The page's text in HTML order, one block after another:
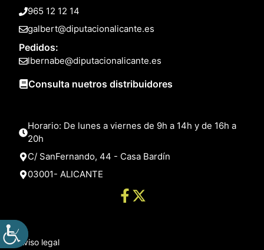
965 12 12 14
galbert@diputacionalicante.es
Pedidos:
lbernabe@diputacionalicante.es
Consulta nuetros distribuidores
Horario: De lunes a viernes de 9h a 14h y de 16h a
20h
C/ SanFernando, 44 - Casa Bardín
03001- ALICANTE
Aviso legal